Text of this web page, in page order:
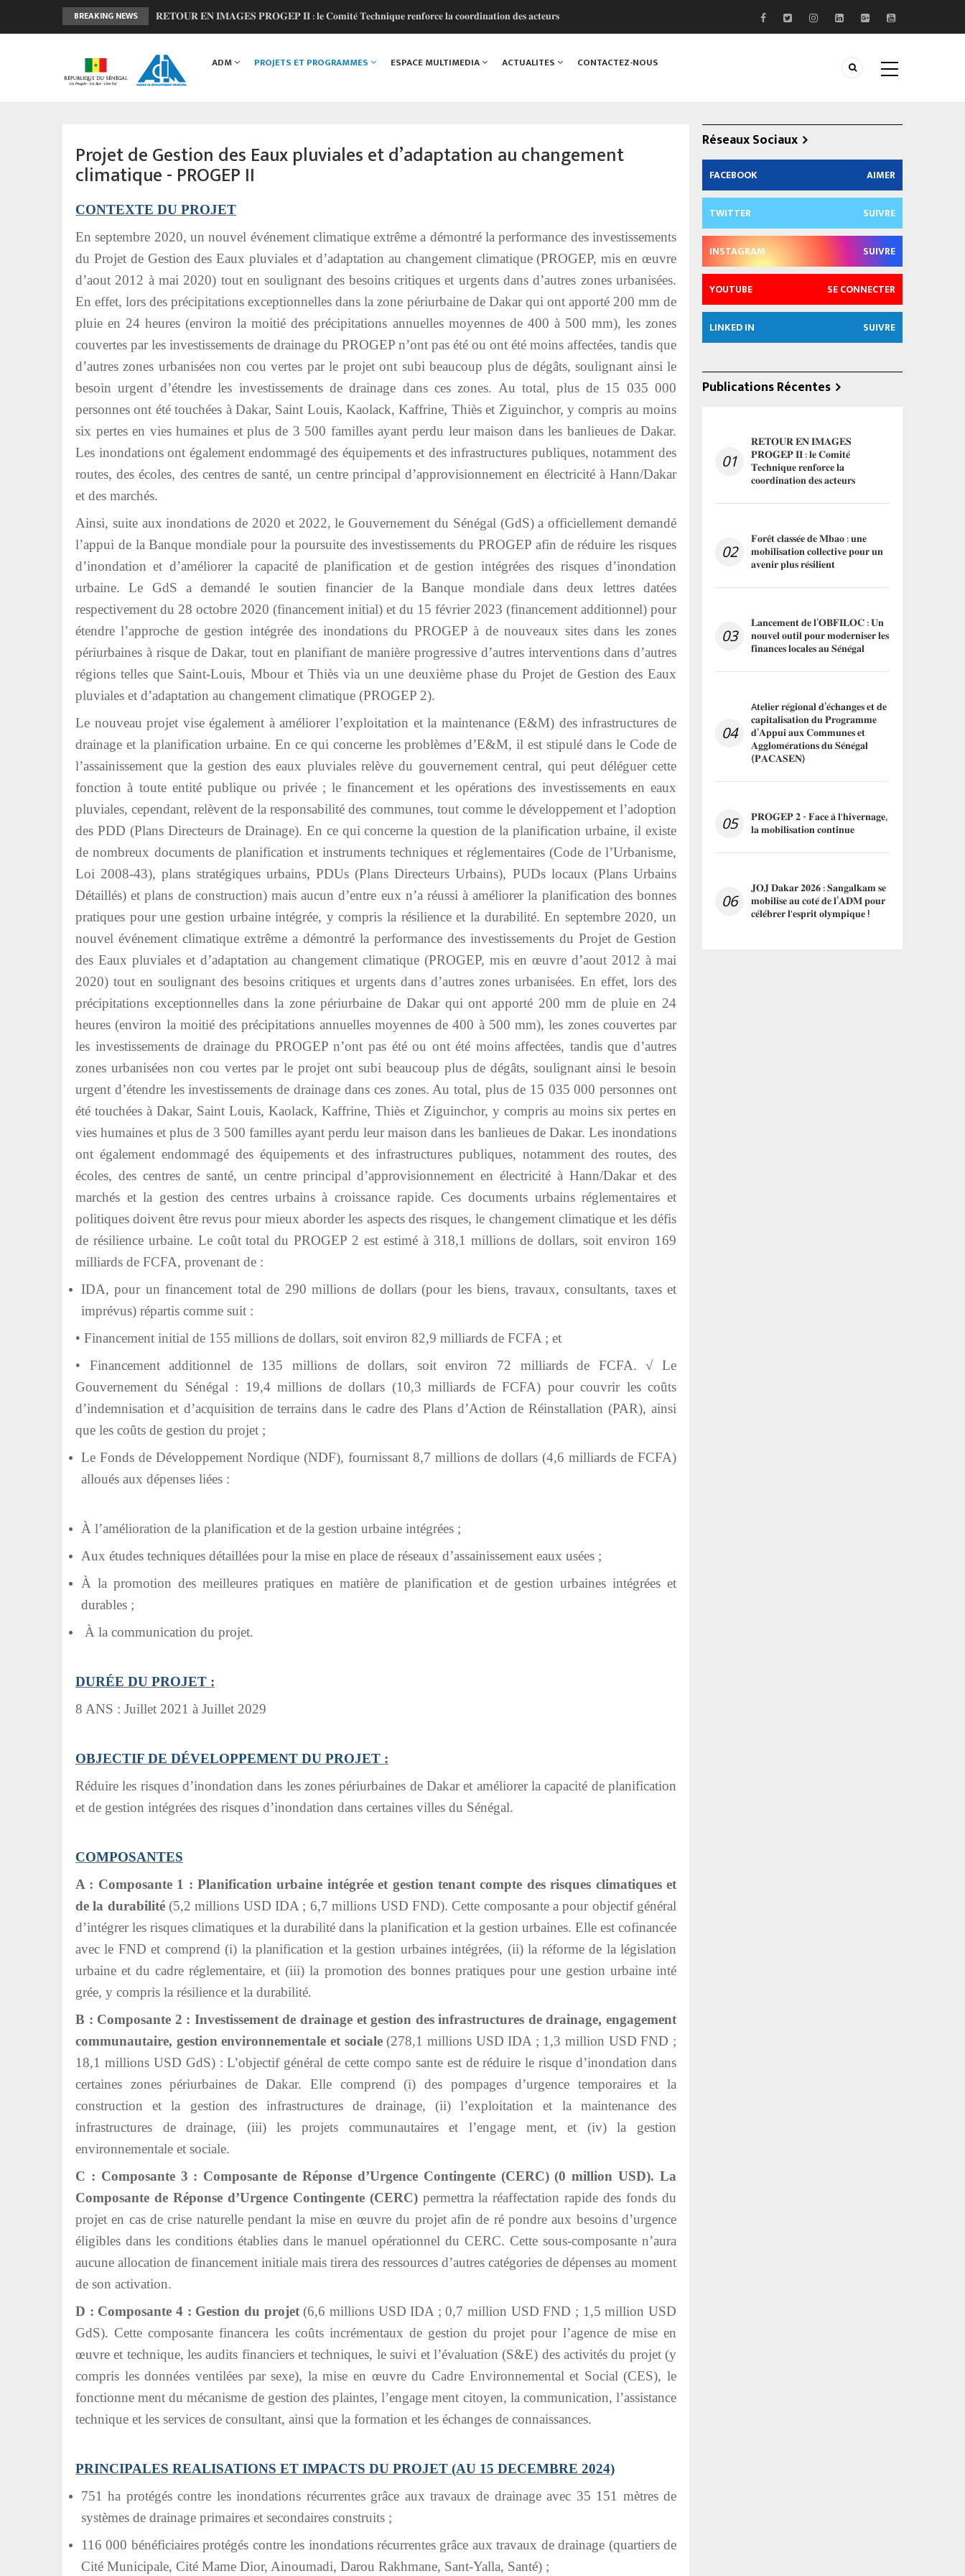
BREAKING NEWS
𝐑𝐄𝐓𝐎𝐔𝐑 𝐄𝐍 𝐈𝐌𝐀𝐆𝐄𝐒 𝐏𝐑𝐎𝐆𝐄𝐏 𝐈𝐈 : 𝐥𝐞 𝐂𝐨𝐦𝐢𝐭𝐞́ 𝐓𝐞𝐜𝐡𝐧𝐢𝐪𝐮𝐞 𝐫𝐞𝐧𝐟𝐨𝐫𝐜𝐞 𝐥𝐚 𝐜𝐨𝐨𝐫𝐝𝐢𝐧𝐚𝐭𝐢𝐨𝐧 𝐝𝐞𝐬 𝐚𝐜𝐭𝐞𝐮𝐫𝐬
𝐅𝐨𝐫𝐞̂𝐭 𝐜𝐥𝐚𝐬𝐬𝐞́𝐞 𝐝𝐞 𝐌𝐛𝐚𝐨 : 𝐮𝐧𝐞 𝐦𝐨𝐛𝐢𝐥𝐢𝐬𝐚𝐭𝐢𝐨𝐧 𝐜𝐨𝐥𝐥𝐞𝐜𝐭𝐢𝐯𝐞 𝐩𝐨𝐮𝐫 𝐮𝐧 𝐚𝐯𝐞𝐧𝐢𝐫 𝐩𝐥𝐮𝐬 𝐫𝐞́𝐬𝐢𝐥𝐢𝐞𝐧𝐭
𝐋𝐚𝐧𝐜𝐞𝐦𝐞𝐧𝐭 𝐝𝐞 𝐥’𝐎𝐁𝐅𝐈𝐋𝐎𝐂 : 𝐔𝐧 𝐧𝐨𝐮𝐯𝐞𝐥 𝐨𝐮𝐭𝐢𝐥 𝐩𝐨𝐮𝐫 𝐦𝐨𝐝𝐞𝐫𝐧𝐢𝐬𝐞𝐫 𝐥𝐞𝐬 𝐟𝐢𝐧𝐚𝐧𝐜𝐞𝐬 𝐥𝐨𝐜𝐚𝐥𝐞𝐬 𝐚𝐮 𝐒𝐞́𝐧𝐞́𝐠𝐚𝐥
𝐏𝐑𝐎𝐆𝐄𝐏 𝟐 - 𝐅𝐚𝐜𝐞 𝐚̀ 𝐥'𝐡𝐢𝐯𝐞𝐫𝐧𝐚𝐠𝐞, 𝐥𝐚 𝐦𝐨𝐛𝐢𝐥𝐢𝐬𝐚𝐭𝐢𝐨𝐧 𝐜𝐨𝐧𝐭𝐢𝐧𝐮𝐞
𝐉𝐎𝐉 𝐃𝐚𝐤𝐚𝐫 𝟐𝟎𝟐𝟔 : 𝐒𝐚𝐧𝐠𝐚𝐥𝐤𝐚𝐦 𝐬𝐞 𝐦𝐨𝐛𝐢𝐥𝐢𝐬𝐞 𝐚𝐮 𝐜𝐨𝐭𝐞́ 𝐝𝐞 𝐥’𝐀𝐃𝐌 𝐩𝐨𝐮𝐫 𝐜𝐞́𝐥𝐞́𝐛𝐫𝐞𝐫 𝐥'𝐞𝐬𝐩𝐫𝐢𝐭 𝐨𝐥𝐲𝐦𝐩𝐢𝐪𝐮𝐞 !
navigation
ADM PROJETS ET PROGRAMMES ESPACE MULTIMEDIA ACTUALITES CONTACTEZ-NOUS
Projet de Gestion des Eaux pluviales et d’adaptation au changement
climatique - PROGEP II
CONTEXTE DU PROJET
En septembre 2020, un nouvel événement climatique extrême a démontré la performance des investissements
du Projet de Gestion des Eaux pluviales et d’adaptation au changement climatique (PROGEP, mis en œuvre
d’aout 2012 à mai 2020) tout en soulignant des besoins critiques et urgents dans d’autres zones urbanisées.
En effet, lors des précipitations exceptionnelles dans la zone périurbaine de Dakar qui ont apporté 200 mm de
pluie en 24 heures (environ la moitié des précipitations annuelles moyennes de 400 à 500 mm), les zones
couvertes par les investissements de drainage du PROGEP n’ont pas été ou ont été moins affectées, tandis que
d’autres zones urbanisées non cou vertes par le projet ont subi beaucoup plus de dégâts, soulignant ainsi le
besoin urgent d’étendre les investissements de drainage dans ces zones. Au total, plus de 15 035 000
personnes ont été touchées à Dakar, Saint Louis, Kaolack, Kaffrine, Thiès et Ziguinchor, y compris au moins
six pertes en vies humaines et plus de 3 500 familles ayant perdu leur maison dans les banlieues de Dakar.
Les inondations ont également endommagé des équipements et des infrastructures publiques, notamment des
routes, des écoles, des centres de santé, un centre principal d’approvisionnement en électricité à Hann/Dakar
et des marchés.
Ainsi, suite aux inondations de 2020 et 2022, le Gouvernement du Sénégal (GdS) a officiellement demandé
l’appui de la Banque mondiale pour la poursuite des investissements du PROGEP afin de réduire les risques
d’inondation et d’améliorer la capacité de planification et de gestion intégrées des risques d’inondation
urbaine. Le GdS a demandé le soutien financier de la Banque mondiale dans deux lettres datées
respectivement du 28 octobre 2020 (financement initial) et du 15 février 2023 (financement additionnel) pour
étendre l’approche de gestion intégrée des inondations du PROGEP à de nouveaux sites dans les zones
périurbaines à risque de Dakar, tout en planifiant de manière progressive d’autres interventions dans d’autres
régions telles que Saint-Louis, Mbour et Thiès via un une deuxième phase du Projet de Gestion des Eaux
pluviales et d’adaptation au changement climatique (PROGEP 2).
Le nouveau projet vise également à améliorer l’exploitation et la maintenance (E&M) des infrastructures de
drainage et la planification urbaine. En ce qui concerne les problèmes d’E&M, il est stipulé dans le Code de
l’assainissement que la gestion des eaux pluviales relève du gouvernement central, qui peut déléguer cette
fonction à toute entité publique ou privée ; le financement et les opérations des investissements en eaux
pluviales, cependant, relèvent de la responsabilité des communes, tout comme le développement et l’adoption
des PDD (Plans Directeurs de Drainage). En ce qui concerne la question de la planification urbaine, il existe
de nombreux documents de planification et instruments techniques et réglementaires (Code de l’Urbanisme,
Loi 2008-43), plans stratégiques urbains, PDUs (Plans Directeurs Urbains), PUDs locaux (Plans Urbains
Détaillés) et plans de construction) mais aucun d’entre eux n’a réussi à améliorer la planification des bonnes
pratiques pour une gestion urbaine intégrée, y compris la résilience et la durabilité. En septembre 2020, un
nouvel événement climatique extrême a démontré la performance des investissements du Projet de Gestion
des Eaux pluviales et d’adaptation au changement climatique (PROGEP, mis en œuvre d’aout 2012 à mai
2020) tout en soulignant des besoins critiques et urgents dans d’autres zones urbanisées. En effet, lors des
précipitations exceptionnelles dans la zone périurbaine de Dakar qui ont apporté 200 mm de pluie en 24
heures (environ la moitié des précipitations annuelles moyennes de 400 à 500 mm), les zones couvertes par
les investissements de drainage du PROGEP n’ont pas été ou ont été moins affectées, tandis que d’autres
zones urbanisées non cou vertes par le projet ont subi beaucoup plus de dégâts, soulignant ainsi le besoin
urgent d’étendre les investissements de drainage dans ces zones. Au total, plus de 15 035 000 personnes ont
été touchées à Dakar, Saint Louis, Kaolack, Kaffrine, Thiès et Ziguinchor, y compris au moins six pertes en
vies humaines et plus de 3 500 familles ayant perdu leur maison dans les banlieues de Dakar. Les inondations
ont également endommagé des équipements et des infrastructures publiques, notamment des routes, des
écoles, des centres de santé, un centre principal d’approvisionnement en électricité à Hann/Dakar et des
marchés et la gestion des centres urbains à croissance rapide. Ces documents urbains réglementaires et
politiques doivent être revus pour mieux aborder les aspects des risques, le changement climatique et les défis
de résilience urbaine. Le coût total du PROGEP 2 est estimé à 318,1 millions de dollars, soit environ 169
milliards de FCFA, provenant de :
IDA, pour un financement total de 290 millions de dollars (pour les biens, travaux, consultants, taxes et
imprévus) répartis comme suit :
• Financement initial de 155 millions de dollars, soit environ 82,9 milliards de FCFA ; et
• Financement additionnel de 135 millions de dollars, soit environ 72 milliards de FCFA. √ Le
Gouvernement du Sénégal : 19,4 millions de dollars (10,3 milliards de FCFA) pour couvrir les coûts
d’indemnisation et d’acquisition de terrains dans le cadre des Plans d’Action de Réinstallation (PAR), ainsi
que les coûts de gestion du projet ;
Le Fonds de Développement Nordique (NDF), fournissant 8,7 millions de dollars (4,6 milliards de FCFA)
alloués aux dépenses liées :
À l’amélioration de la planification et de la gestion urbaine intégrées ;
Aux études techniques détaillées pour la mise en place de réseaux d’assainissement eaux usées ;
À la promotion des meilleures pratiques en matière de planification et de gestion urbaines intégrées et
durables ;
À la communication du projet.
DURÉE DU PROJET :
8 ANS : Juillet 2021 à Juillet 2029
OBJECTIF DE DÉVELOPPEMENT DU PROJET :
Réduire les risques d’inondation dans les zones périurbaines de Dakar et améliorer la capacité de planification
et de gestion intégrées des risques d’inondation dans certaines villes du Sénégal.
COMPOSANTES
A : Composante 1 : Planification urbaine intégrée et gestion tenant compte des risques climatiques et
de la durabilité(5,2 millions USD IDA ; 6,7 millions USD FND). Cette composante a pour objectif général
d’intégrer les risques climatiques et la durabilité dans la planification et la gestion urbaines. Elle est cofinancée
avec le FND et comprend (i) la planification et la gestion urbaines intégrées, (ii) la réforme de la législation
urbaine et du cadre réglementaire, et (iii) la promotion des bonnes pratiques pour une gestion urbaine inté
grée, y compris la résilience et la durabilité.
B : Composante 2 : Investissement de drainage et gestion des infrastructures de drainage, engagement
communautaire, gestion environnementale et sociale(278,1 millions USD IDA ; 1,3 million USD FND ;
18,1 millions USD GdS) : L’objectif général de cette compo sante est de réduire le risque d’inondation dans
certaines zones périurbaines de Dakar. Elle comprend (i) des pompages d’urgence temporaires et la
construction et la gestion des infrastructures de drainage, (ii) l’exploitation et la maintenance des
infrastructures de drainage, (iii) les projets communautaires et l’engage ment, et (iv) la gestion
environnementale et sociale.
C : Composante 3 : Composante de Réponse d’Urgence Contingente (CERC) (0 million USD). La
Composante de Réponse d’Urgence Contingente (CERC)permettra la réaffectation rapide des fonds du
projet en cas de crise naturelle pendant la mise en œuvre du projet afin de ré pondre aux besoins d’urgence
éligibles dans les conditions établies dans le manuel opérationnel du CERC. Cette sous-composante n’aura
aucune allocation de financement initiale mais tirera des ressources d’autres catégories de dépenses au moment
de son activation.
D : Composante 4 : Gestion du projet(6,6 millions USD IDA ; 0,7 million USD FND ; 1,5 million USD
GdS). Cette composante financera les coûts incrémentaux de gestion du projet pour l’agence de mise en
œuvre et technique, les audits financiers et techniques, le suivi et l’évaluation (S&E) des activités du projet (y
compris les données ventilées par sexe), la mise en œuvre du Cadre Environnemental et Social (CES), le
fonctionne ment du mécanisme de gestion des plaintes, l’engage ment citoyen, la communication, l’assistance
technique et les services de consultant, ainsi que la formation et les échanges de connaissances.
PRINCIPALES REALISATIONS ET IMPACTS DU PROJET (AU 15 DECEMBRE 2024)
751 ha protégés contre les inondations récurrentes grâce aux travaux de drainage avec 35 151 mètres de
systèmes de drainage primaires et secondaires construits ;
116 000 bénéficiaires protégés contre les inondations récurrentes grâce aux travaux de drainage (quartiers de
Cité Municipale, Cité Mame Dior, Ainoumadi, Darou Rakhmane, Sant-Yalla, Santé) ;
Réseaux Sociaux
FACEBOOK AIMER
TWITTER SUIVRE
INSTAGRAM SUIVRE
YOUTUBE SE CONNECTER
LINKED IN SUIVRE
Publications Récentes
01
𝐑𝐄𝐓𝐎𝐔𝐑 𝐄𝐍 𝐈𝐌𝐀𝐆𝐄𝐒
𝐏𝐑𝐎𝐆𝐄𝐏 𝐈𝐈 : 𝐥𝐞 𝐂𝐨𝐦𝐢𝐭𝐞́
𝐓𝐞𝐜𝐡𝐧𝐢𝐪𝐮𝐞 𝐫𝐞𝐧𝐟𝐨𝐫𝐜𝐞 𝐥𝐚
𝐜𝐨𝐨𝐫𝐝𝐢𝐧𝐚𝐭𝐢𝐨𝐧 𝐝𝐞𝐬 𝐚𝐜𝐭𝐞𝐮𝐫𝐬
02
𝐅𝐨𝐫𝐞̂𝐭 𝐜𝐥𝐚𝐬𝐬𝐞́𝐞 𝐝𝐞 𝐌𝐛𝐚𝐨 : 𝐮𝐧𝐞
𝐦𝐨𝐛𝐢𝐥𝐢𝐬𝐚𝐭𝐢𝐨𝐧 𝐜𝐨𝐥𝐥𝐞𝐜𝐭𝐢𝐯𝐞 𝐩𝐨𝐮𝐫 𝐮𝐧
𝐚𝐯𝐞𝐧𝐢𝐫 𝐩𝐥𝐮𝐬 𝐫𝐞́𝐬𝐢𝐥𝐢𝐞𝐧𝐭
03
𝐋𝐚𝐧𝐜𝐞𝐦𝐞𝐧𝐭 𝐝𝐞 𝐥’𝐎𝐁𝐅𝐈𝐋𝐎𝐂 : 𝐔𝐧
𝐧𝐨𝐮𝐯𝐞𝐥 𝐨𝐮𝐭𝐢𝐥 𝐩𝐨𝐮𝐫 𝐦𝐨𝐝𝐞𝐫𝐧𝐢𝐬𝐞𝐫 𝐥𝐞𝐬
𝐟𝐢𝐧𝐚𝐧𝐜𝐞𝐬 𝐥𝐨𝐜𝐚𝐥𝐞𝐬 𝐚𝐮 𝐒𝐞́𝐧𝐞́𝐠𝐚𝐥
04
A𝐭𝐞𝐥𝐢𝐞𝐫 𝐫𝐞́𝐠𝐢𝐨𝐧𝐚𝐥 𝐝’𝐞́𝐜𝐡𝐚𝐧𝐠𝐞𝐬 𝐞𝐭 𝐝𝐞
𝐜𝐚𝐩𝐢𝐭𝐚𝐥𝐢𝐬𝐚𝐭𝐢𝐨𝐧 𝐝𝐮 𝐏𝐫𝐨𝐠𝐫𝐚𝐦𝐦𝐞
𝐝’𝐀𝐩𝐩𝐮𝐢 𝐚𝐮𝐱 𝐂𝐨𝐦𝐦𝐮𝐧𝐞𝐬 𝐞𝐭
𝐀𝐠𝐠𝐥𝐨𝐦𝐞́𝐫𝐚𝐭𝐢𝐨𝐧𝐬 𝐝𝐮 𝐒𝐞́𝐧𝐞́𝐠𝐚𝐥
(𝐏𝐀𝐂𝐀𝐒𝐄𝐍)
05 𝐏𝐑𝐎𝐆𝐄𝐏 𝟐 - 𝐅𝐚𝐜𝐞 𝐚̀ 𝐥'𝐡𝐢𝐯𝐞𝐫𝐧𝐚𝐠𝐞,
𝐥𝐚 𝐦𝐨𝐛𝐢𝐥𝐢𝐬𝐚𝐭𝐢𝐨𝐧 𝐜𝐨𝐧𝐭𝐢𝐧𝐮𝐞
06
𝐉𝐎𝐉 𝐃𝐚𝐤𝐚𝐫 𝟐𝟎𝟐𝟔 : 𝐒𝐚𝐧𝐠𝐚𝐥𝐤𝐚𝐦 𝐬𝐞
𝐦𝐨𝐛𝐢𝐥𝐢𝐬𝐞 𝐚𝐮 𝐜𝐨𝐭𝐞́ 𝐝𝐞 𝐥’𝐀𝐃𝐌 𝐩𝐨𝐮𝐫
𝐜𝐞́𝐥𝐞́𝐛𝐫𝐞𝐫 𝐥'𝐞𝐬𝐩𝐫𝐢𝐭 𝐨𝐥𝐲𝐦𝐩𝐢𝐪𝐮𝐞 !